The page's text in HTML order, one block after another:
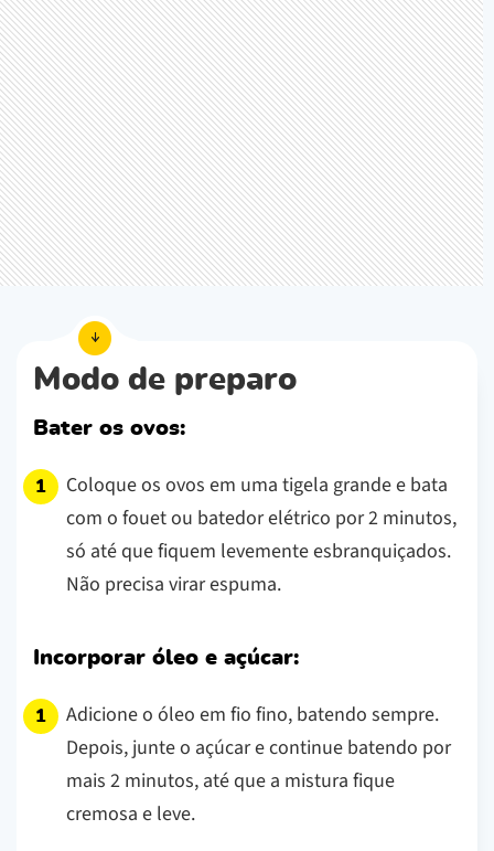
Modo de preparo
Bater os ovos:
Coloque os ovos em uma tigela grande e bata
com o fouet ou batedor elétrico por 2 minutos,
só até que fiquem levemente esbranquiçados.
Não precisa virar espuma.
Incorporar óleo e açúcar:
Adicione o óleo em fio fino, batendo sempre.
Depois, junte o açúcar e continue batendo por
mais 2 minutos, até que a mistura fique
cremosa e leve.